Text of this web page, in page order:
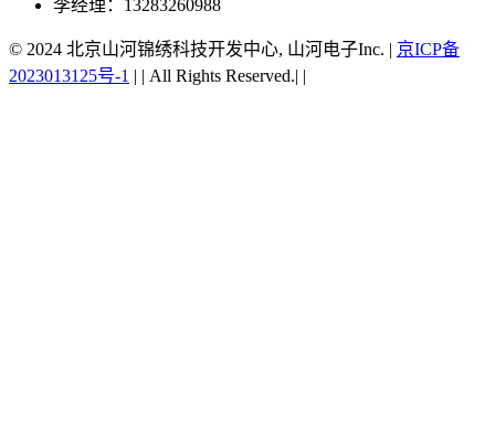
李经理：13283260988
© 2024 北京山河锦绣科技开发中心, 山河电子Inc. | 京ICP备
2023013125号-1 | | All Rights Reserved.| |